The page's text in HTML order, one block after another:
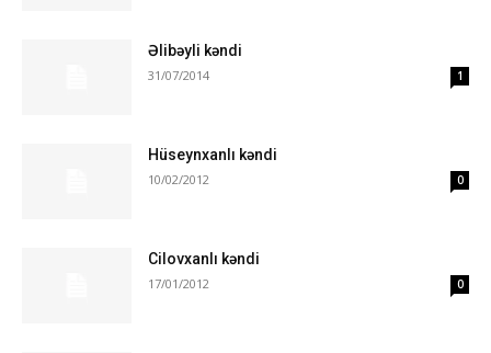
Əlibəyli kəndi
31/07/2014 1
Hüseynxanlı kəndi
10/02/2012 0
Cilovxanlı kəndi
17/01/2012 0